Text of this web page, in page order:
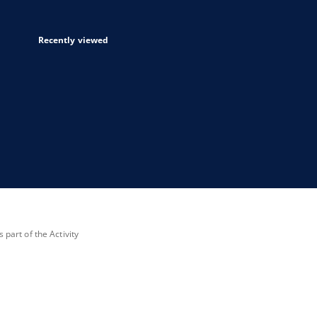
Recently viewed
part of the Activity